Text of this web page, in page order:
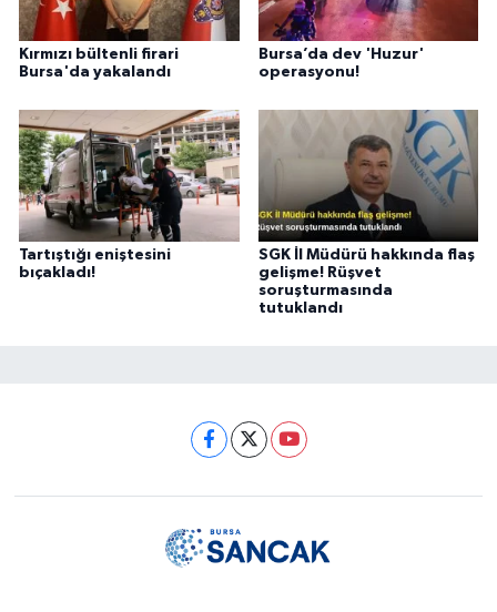
Kırmızı bültenli firari
Bursa'da yakalandı
Bursa’da dev 'Huzur'
operasyonu!
Tartıştığı eniştesini
bıçakladı!
SGK İl Müdürü hakkında flaş
gelişme! Rüşvet
soruşturmasında
tutuklandı